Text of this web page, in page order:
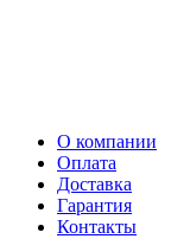
О компании
Оплата
Доставка
Гарантия
Контакты